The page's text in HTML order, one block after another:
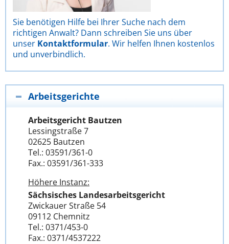
Sie benötigen Hilfe bei Ihrer Suche nach dem
richtigen Anwalt? Dann schreiben Sie uns über
unser Kontaktformular. Wir helfen Ihnen kostenlos
und unverbindlich.
Arbeitsgerichte
Arbeitsgericht Bautzen
Lessingstraße 7
02625 Bautzen
Tel.: 03591/361-0
Fax.: 03591/361-333
Höhere Instanz:
Sächsisches Landesarbeitsgericht
Zwickauer Straße 54
09112 Chemnitz
Tel.: 0371/453-0
Fax.: 0371/4537222